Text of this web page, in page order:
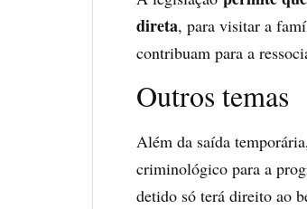
direta, para visitar a
contribuam para a
Outros temas
Além da saída
criminológico para a
detido só terá direito ao